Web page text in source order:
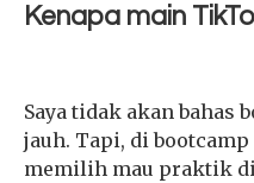
Kenapa main
Saya tidak akan bahas
jauh. Tapi, di
memilih mau praktik